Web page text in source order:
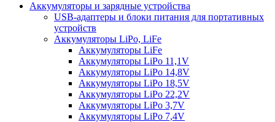
Аккумуляторы и зарядные устройства
USB-адаптеры и блоки питания для портативных
устройств
Аккумуляторы LiPo, LiFe
Аккумуляторы LiFe
Аккумуляторы LiPo 11,1V
Аккумуляторы LiPo 14,8V
Аккумуляторы LiPo 18,5V
Аккумуляторы LiPo 22,2V
Аккумуляторы LiPo 3,7V
Аккумуляторы LiPo 7,4V